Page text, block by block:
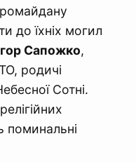
до їхніх могил
Сапожко,
родичі
Сотні.
поминальні